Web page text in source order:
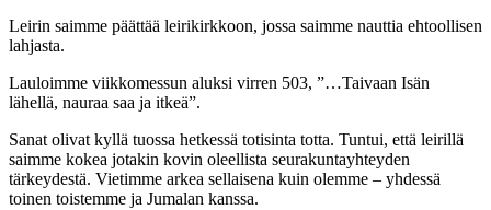
Leirin saimme päättää leirikirkkoon, jossa saimme nauttia ehtoollisen
lahjasta.
Lauloimme viikkomessun aluksi virren 503, ”…Taivaan Isän
lähellä, nauraa saa ja itkeä”.
Sanat olivat kyllä tuossa hetkessä totisinta totta. Tuntui, että leirillä
saimme kokea jotakin kovin oleellista seurakuntayhteyden
tärkeydestä. Vietimme arkea sellaisena kuin olemme – yhdessä
toinen toistemme ja Jumalan kanssa.